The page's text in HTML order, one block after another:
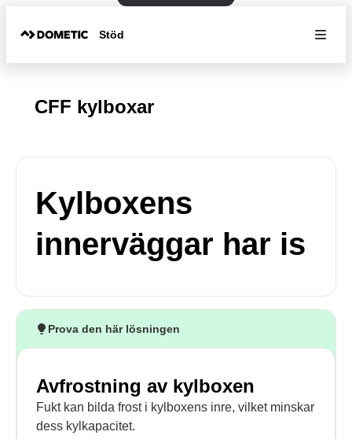
Stöd
CFF kylboxar
Kylboxens
innerväggar har is
Prova den här lösningen
Avfrostning av kylboxen
Fukt kan bilda frost i kylboxens inre, vilket minskar
dess kylkapacitet.